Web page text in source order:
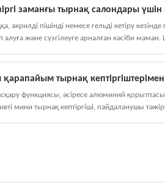
жеткізе аламыз, өйткені қоймада
пластикалық қабық бар, оларды
ең сенімді құралдардың біріне айналды.
заманғы тырнақ салондары үшін
пішінді немесе гельді кетіру кезінде
және сүзгілеуге арналған кәсіби
клиенттердің жайлылығын қамтамасыз
функциясы, әсіресе алюминий
мини тырнақ кептіргіші, пайдаланушы